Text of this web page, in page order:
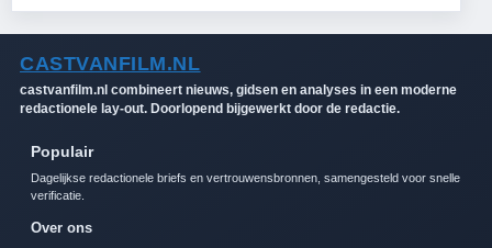
CASTVANFILM.NL
castvanfilm.nl combineert nieuws, gidsen en analyses in een moderne
redactionele lay-out. Doorlopend bijgewerkt door de redactie.
Populair
Dagelijkse redactionele briefs en vertrouwensbronnen, samengesteld voor snelle
verificatie.
Over ons